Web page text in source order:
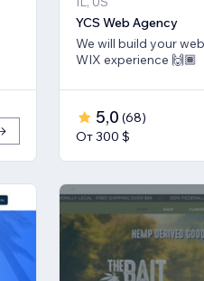
YCS Web Agency
We will build your website in 7
WIX experience 🙌🏾
5,0 (68)
От 300 $